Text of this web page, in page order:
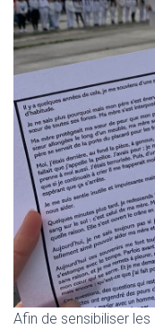
Afin de sensibiliser